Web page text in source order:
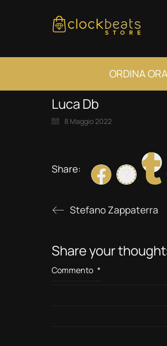
ORDINA
Luca Db
8 Maggio 2022
Share:
Stefano Zappaterra
Share your
Commento *